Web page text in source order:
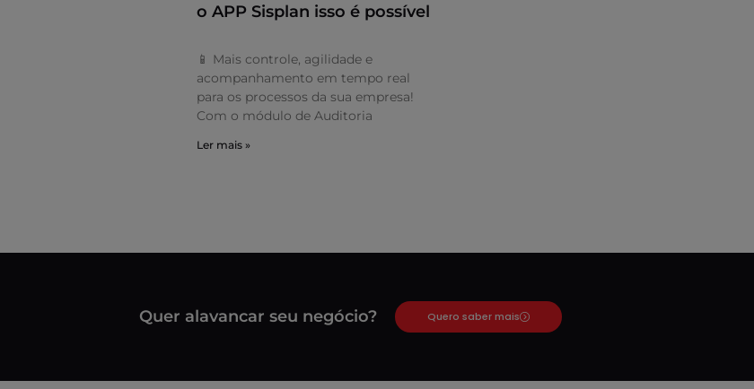
o APP Sisplan isso é possível
📱 Mais controle, agilidade e
acompanhamento em tempo real
para os processos da sua empresa!
Com o módulo de Auditoria
Ler mais »
Quer alavancar seu negócio? Quero saber mais